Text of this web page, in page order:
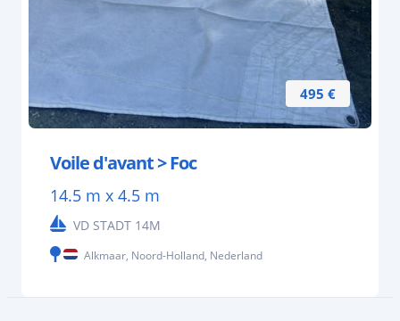
495 €
Voile d'avant > Foc
14.5 m x 4.5 m
VD STADT 14M
Alkmaar, Noord-Holland, Nederland